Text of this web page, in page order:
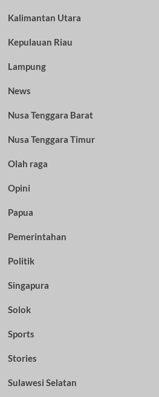
Kalimantan Utara
Kepulauan Riau
Lampung
News
Nusa Tenggara Barat
Nusa Tenggara Timur
Olah raga
Opini
Papua
Pemerintahan
Politik
Singapura
Solok
Sports
Stories
Sulawesi Selatan